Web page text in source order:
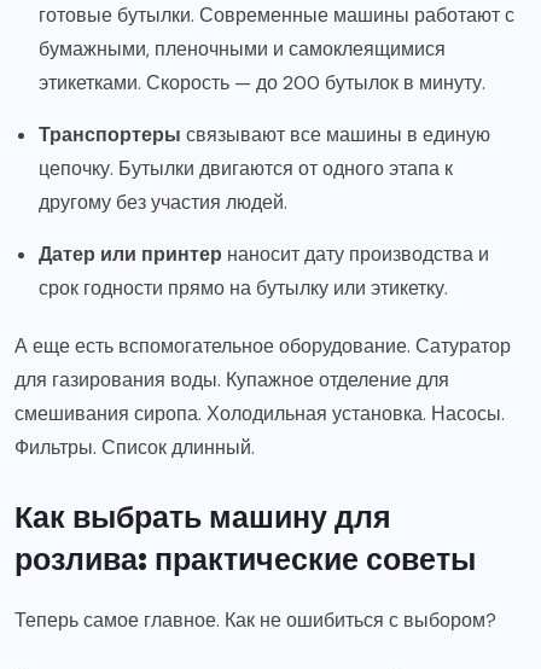
готовые бутылки. Современные машины работают с
бумажными, пленочными и самоклеящимися
этикетками. Скорость — до 200 бутылок в минуту.
Транспортеры связывают все машины в единую
цепочку. Бутылки двигаются от одного этапа к
другому без участия людей.
Датер или принтер наносит дату производства и
срок годности прямо на бутылку или этикетку.
А еще есть вспомогательное оборудование. Сатуратор
для газирования воды. Купажное отделение для
смешивания сиропа. Холодильная установка. Насосы.
Фильтры. Список длинный.
Как выбрать машину для
розлива: практические советы
Теперь самое главное. Как не ошибиться с выбором?